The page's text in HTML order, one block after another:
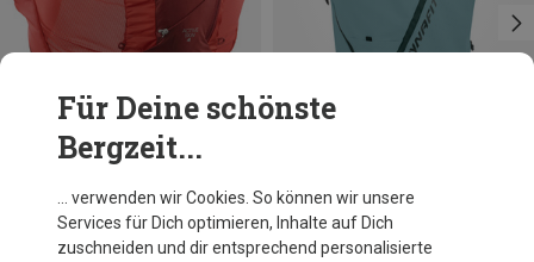
Active Skin 4 Set Trailrunningrucksack
CHF 97.95
4L | XS
4L | L
Für Deine schönste
Bergzeit...
… verwenden wir Cookies. So können wir unsere
Services für Dich optimieren, Inhalte auf Dich
zuschneiden und dir entsprechend personalisierte